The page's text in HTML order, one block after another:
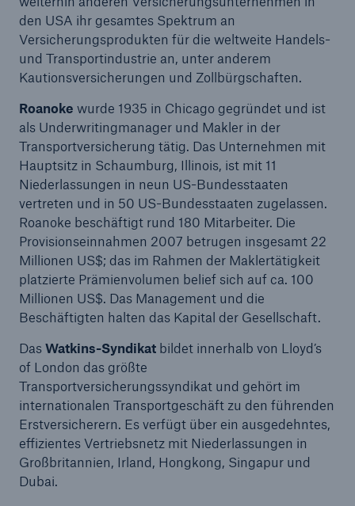
den USA ihr gesamtes Spektrum an
Versicherungsprodukten für die weltweite Handels-
und Transportindustrie an, unter anderem
Kautionsversicherungen und Zollbürgschaften.
Roanoke wurde 1935 in Chicago gegründet und ist
als Underwritingmanager und Makler in der
Transportversicherung tätig. Das Unternehmen mit
Hauptsitz in Schaumburg, Illinois, ist mit 11
Niederlassungen in neun US-Bundesstaaten
vertreten und in 50 US-Bundesstaaten zugelassen.
Roanoke beschäftigt rund 180 Mitarbeiter. Die
Provisionseinnahmen 2007 betrugen insgesamt 22
Millionen US$; das im Rahmen der Maklertätigkeit
platzierte Prämienvolumen belief sich auf ca. 100
Millionen US$. Das Management und die
Beschäftigten halten das Kapital der Gesellschaft.
DasWatkins-Syndikatbildet innerhalb von Lloyd’s
of London das größte
Transportversicherungssyndikat und gehört im
internationalen Transportgeschäft zu den führenden
Erstversicherern. Es verfügt über ein ausgedehntes,
effizientes Vertriebsnetz mit Niederlassungen in
Großbritannien, Irland, Hongkong, Singapur und
Dubai.
Fakten
CLARA reduziert die Wartezeit bis zur
Leistungsentscheidung in der BU-
Versicherung bis zu
50 %
Cyber
Geschätzte globale wirtschaftliche Kosten der
Internetkriminalität
600 bn
US Dollar im Jahr 2018